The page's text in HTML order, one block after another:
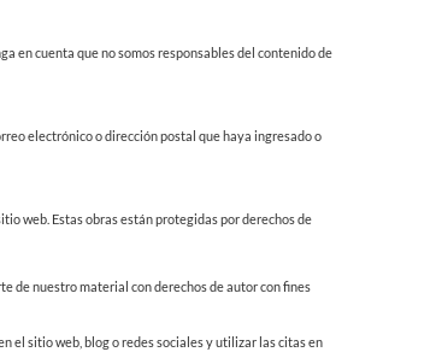
en cuenta que no somos responsables del contenido de
electrónico o dirección postal que haya ingresado o
web. Estas obras están protegidas por derechos de
de nuestro material con derechos de autor con fines
el sitio web, blog o redes sociales y utilizar las citas en